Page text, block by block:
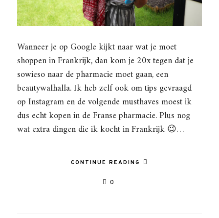
Wanneer je op Google kijkt naar wat je moet
shoppen in Frankrijk, dan kom je 20x tegen dat je
sowieso naar de pharmacie moet gaan, een
beautywalhalla. Ik heb zelf ook om tips gevraagd
op Instagram en de volgende musthaves moest ik
dus echt kopen in de Franse pharmacie. Plus nog
wat extra dingen die ik kocht in Frankrijk 😉…
CONTINUE READING
0